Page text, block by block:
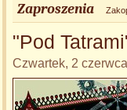
Zaproszenia
"Pod
Czwartek, 2